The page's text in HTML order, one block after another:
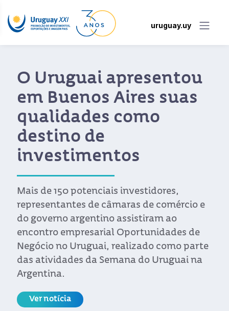
uruguay.uy
O Uruguai apresentou
em Buenos Aires suas
qualidades como
destino de
investimentos
Mais de 150 potenciais investidores,
representantes de câmaras de comércio e
do governo argentino assistiram ao
encontro empresarial Oportunidades de
Negócio no Uruguai, realizado como parte
das atividades da Semana do Uruguai na
Argentina.
Ver notícia